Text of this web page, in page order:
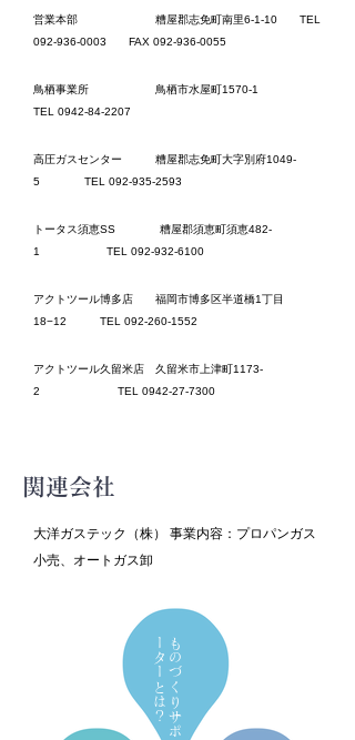
営業本部 糟屋郡志免町南里6-1-10 TEL
092-936-0003 FAX 092-936-0055
鳥栖事業所 鳥栖市水屋町1570-1
TEL 0942-84-2207
高圧ガスセンター 糟屋郡志免町大字別府1049-
5 TEL 092-935-2593
トータス須恵SS 糟屋郡須恵町須恵482-
1 TEL 092-932-6100
アクトツール博多店 福岡市博多区半道橋1丁目
18−12 TEL 092-260-1552
アクトツール久留米店 久留米市上津町1173-
2 TEL 0942-27-7300
関連会社
大洋ガステック（株） 事業内容：プロパンガス
小売、オートガス卸
ものづくり
サ
ポ
ー
タ
ー
​とは？